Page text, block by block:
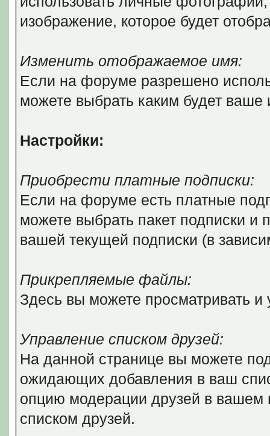
изображение, которое будет
Изменить отображаемое имя:
Если на форуме разрешено
можете выбрать каким будет
Настройки:
Приобрести платные подписки:
Если на форуме есть платные
можете выбрать пакет подписки и
вашей текущей подписки (в
Прикрепляемые файлы:
Здесь вы можете просматривать
Управление списком друзей:
На данной странице вы можете
ожидающих добавления в ваш
опцию модерации друзей в вашем
списком друзей.